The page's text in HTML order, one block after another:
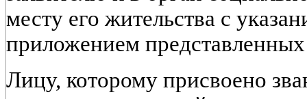
месту его жительства с
приложением
Лицу, которому присвоено